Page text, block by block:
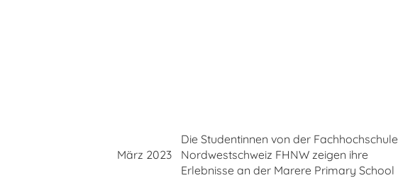
März 2023
Die Studentinnen von der Fachhochschule
Nordwestschweiz FHNW zeigen ihre
Erlebnisse an der Marere Primary School